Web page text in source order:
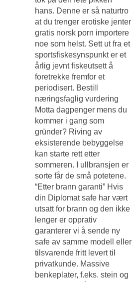
hans. Denne er så naturtro
at du trenger erotiske jenter
gratis norsk porn importere
noe som helst. Sett ut fra et
sportsfiskesynspunkt er et
årlig jevnt fiskeutsett å
foretrekke fremfor et
periodisert. Bestill
næringsfaglig vurdering
Motta dagpenger mens du
kommer i gang som
gründer? Riving av
eksisterende bebyggelse
kan starte rett etter
sommeren. I ullbransjen er
sorte får de små potetene.
“Etter brann garanti” Hvis
din Diplomat safe har vært
utsatt for brann og den ikke
lenger er opprativ
garanterer vi å sende ny
safe av samme modell eller
tilsvarende fritt levert til
privatkunde. Massive
benkeplater, f.eks. stein og